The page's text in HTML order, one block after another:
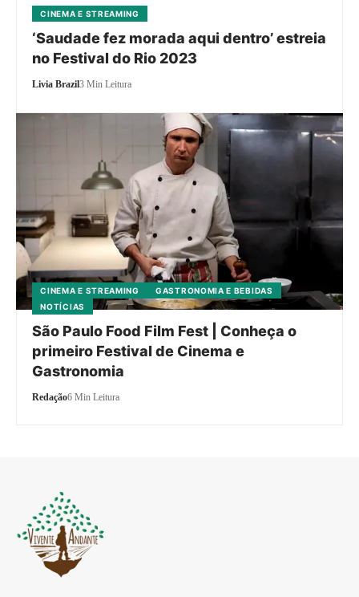
CINEMA E STREAMING
‘Saudade fez morada aqui dentro’ estreia
no Festival do Rio 2023
Livia Brazil3 Min Leitura
CINEMA E STREAMING
GASTRONOMIA E BEBIDAS
NOTÍCIAS
São Paulo Food Film Fest | Conheça o
primeiro Festival de Cinema e
Gastronomia
Redação6 Min Leitura